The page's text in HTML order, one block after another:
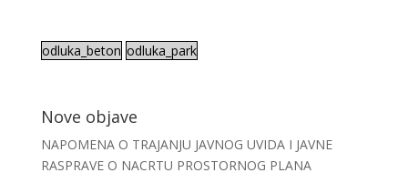
odluka_beton odluka_park
Nove objave
NAPOMENA O TRAJANJU JAVNOG UVIDA I JAVNE
RASPRAVE O NACRTU PROSTORNOG PLANA